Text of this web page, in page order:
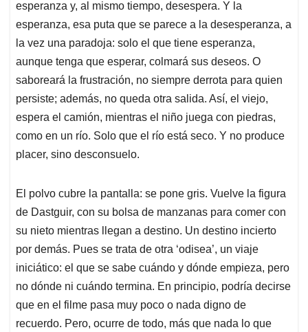
esperanza y, al mismo tiempo, desespera. Y la
esperanza, esa puta que se parece a la desesperanza, a
la vez una paradoja: solo el que tiene esperanza,
aunque tenga que esperar, colmará sus deseos. O
saboreará la frustración, no siempre derrota para quien
persiste; además, no queda otra salida. Así, el viejo,
espera el camión, mientras el niño juega con piedras,
como en un río. Solo que el río está seco. Y no produce
placer, sino desconsuelo.
El polvo cubre la pantalla: se pone gris. Vuelve la figura
de Dastguir, con su bolsa de manzanas para comer con
su nieto mientras llegan a destino. Un destino incierto
por demás. Pues se trata de otra ‘odisea’, un viaje
iniciático: el que se sabe cuándo y dónde empieza, pero
no dónde ni cuándo termina. En principio, podría decirse
que en el filme pasa muy poco o nada digno de
recuerdo. Pero, ocurre de todo, más que nada lo que